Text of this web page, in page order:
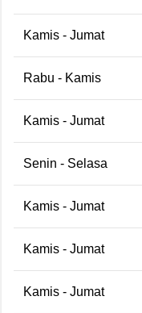
Kamis - Jumat
Rabu - Kamis
Kamis - Jumat
Senin - Selasa
Kamis - Jumat
Kamis - Jumat
Kamis - Jumat